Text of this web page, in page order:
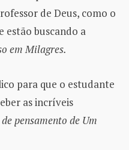
de Deus, como o
estão buscando a
em Milagres.
para que o estudante
as incríveis
pensamento de Um